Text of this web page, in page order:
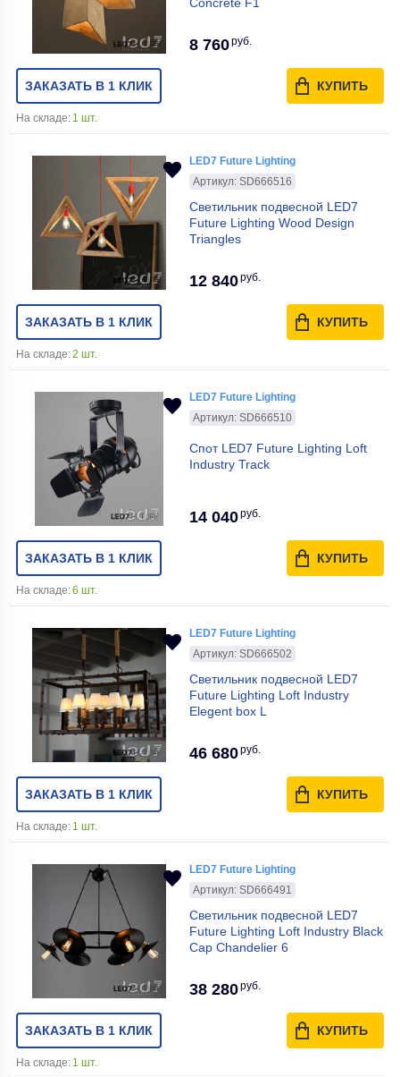
8 760руб.
ЗАКАЗАТЬ В 1 КЛИК КУПИТЬ
На складе: 1 шт.
LED7 Future Lighting
Артикул: SD666516
Светильник подвесной LED7
Future Lighting Wood Design
Triangles
12 840руб.
ЗАКАЗАТЬ В 1 КЛИК КУПИТЬ
На складе:2 шт.
LED7 Future Lighting
Артикул: SD666510
Спот LED7 Future Lighting Loft
Industry Track
14 040руб.
ЗАКАЗАТЬ В 1 КЛИК КУПИТЬ
На складе:6 шт.
LED7 Future Lighting
Артикул: SD666502
Светильник подвесной LED7
Future Lighting Loft Industry
Elegent box L
46 680руб.
ЗАКАЗАТЬ В 1 КЛИК КУПИТЬ
На складе: 1 шт.
LED7 Future Lighting
Артикул: SD666491
Светильник подвесной LED7
Future Lighting Loft Industry Black
Cap Chandelier 6
38 280руб.
ЗАКАЗАТЬ В 1 КЛИК КУПИТЬ
На складе: 1 шт.